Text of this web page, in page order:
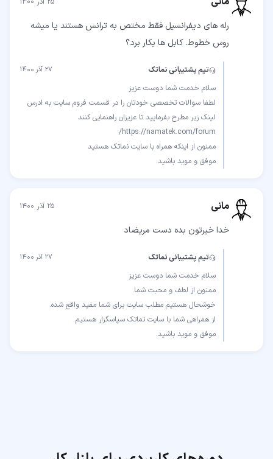
رله های دیفرانسیل فقط مختص به ترانس هستند یا میشه
روس خطوط. کابل ها بکار برد؟
تیم پشتیبانی نماتک ۲۷ آذر ۱۴۰۰
لطفا سوالات تخصصی خودتان را در قسمت فروم سایت به ادرس
موفق و موید باشید.
مانی ۲۵ آذر ۱۴۰۰
خدا خیرتون بده دست مریضاد
تیم پشتیبانی نماتک ۲۷ آذر ۱۴۰۰
موفق و موید باشید.